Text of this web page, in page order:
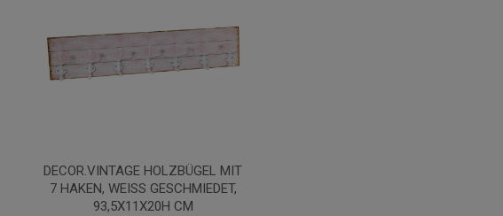
DECOR.VINTAGE HOLZBÜGEL MIT
7 HAKEN, WEISS GESCHMIEDET, 9
3,5X11X20H CM